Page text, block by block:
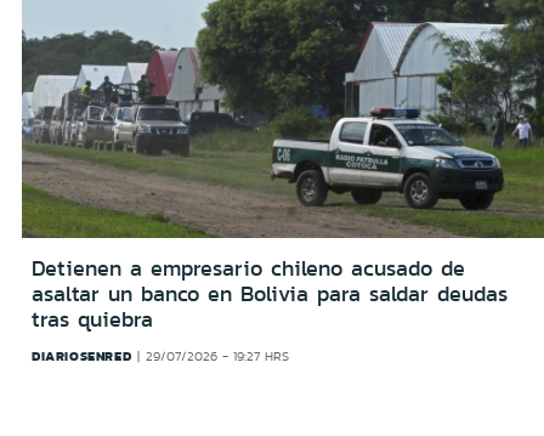
Detienen a empresario chileno acusado de
asaltar un banco en Bolivia para saldar deudas
tras quiebra
DIARIOSENRED 29/07/2026 - 19:27 HRS